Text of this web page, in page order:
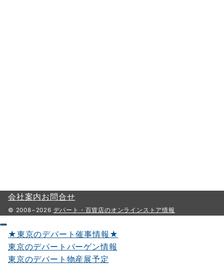
会社案内お問合せ
© 2008−2026 デパート・百貨店のオンラインストア情報
★東京のデパート催事情報★
東京のデパートバーゲン情報
東京のデパート物産展予定